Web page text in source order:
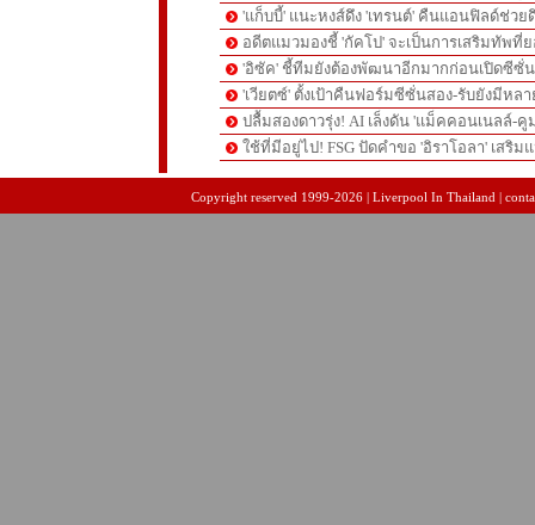
'แก็บบี้' แนะหงส์ดึง 'เทรนต์' คืนแอนฟิลด์ช่วย
อดีตแมวมองชี้ 'กัคโป' จะเป็นการเสริมทัพที่
'อิซัค' ชี้ทีมยังต้องพัฒนาอีกมากก่อนเปิดซีซั่
'เวียตซ์' ตั้งเป้าคืนฟอร์มซีซั่นสอง-รับยังมีหล
ปลื้มสองดาวรุ่ง! AI เล็งดัน 'แม็คคอนเนลล์-
ใช้ที่มีอยู่ไป! FSG ปัดคำขอ 'อิราโอลา' เสริม
Copyright reserved 1999-2026 | Liverpool In Thailand |